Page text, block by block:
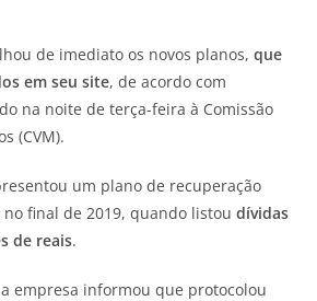
de imediato os novos planos,que
em seu site, de acordo com
na noite de terça-feira à Comissão
(CVM).
um plano de recuperação
final de 2019, quando listoudívidas
de reais.
empresa informou que protocolou